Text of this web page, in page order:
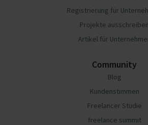
Registrierung für
Projekte ausschreiben
Artikel für
Community
Blog
Kundenstimmen
Freelancer Studie
freelance summit